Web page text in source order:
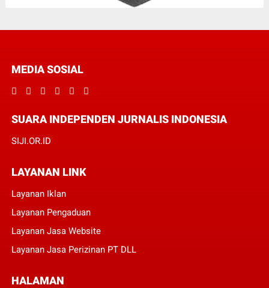
MEDIA SOSIAL
SUARA INDEPENDEN JURNALIS INDONESIA
SIJI.OR.ID
LAYANAN LINK
Layanan Iklan
Layanan Pengaduan
Layanan Jasa Website
Layanan Jasa Perizinan PT DLL
HALAMAN